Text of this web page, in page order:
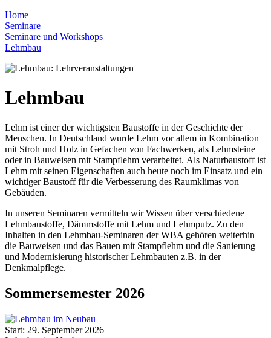
Home
Seminare
Seminare und Workshops
Lehmbau
Lehmbau
Lehm ist einer der wichtigsten Baustoffe in der Geschichte der
Menschen. In Deutschland wurde Lehm vor allem in Kombination
mit Stroh und Holz in Gefachen von Fachwerken, als Lehmsteine
oder in Bauweisen mit Stampflehm verarbeitet. Als Naturbaustoff ist
Lehm mit seinen Eigenschaften auch heute noch im Einsatz und ein
wichtiger Baustoff für die Verbesserung des Raumklimas von
Gebäuden.
In unseren Seminaren vermitteln wir Wissen über verschiedene
Lehmbaustoffe, Dämmstoffe mit Lehm und Lehmputz. Zu den
Inhalten in den Lehmbau-Seminaren der WBA gehören weiterhin
die Bauweisen und das Bauen mit Stampflehm und die Sanierung
und Modernisierung historischer Lehmbauten z.B. in der
Denkmalpflege.
Sommersemester 2026
Start: 29. September 2026